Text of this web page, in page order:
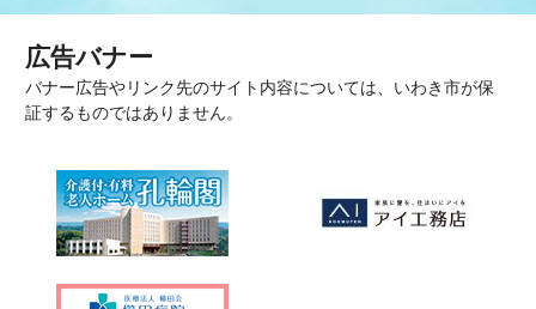
広告バナー
バナー広告やリンク先のサイト内容については、いわき市が保
証するものではありません。